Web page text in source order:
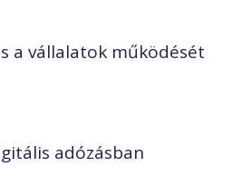
a vállalatok működését
adózásban